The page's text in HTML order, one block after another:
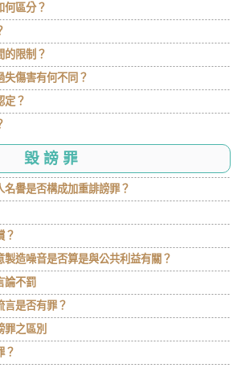
何區分？
的限制？
失傷害有何不同？
定？
毀謗罪
譽是否構成加重誹謗罪？
？
製造噪音是否算是與公共利益有關？
論不罰
言是否有罪？
罪之區別
？